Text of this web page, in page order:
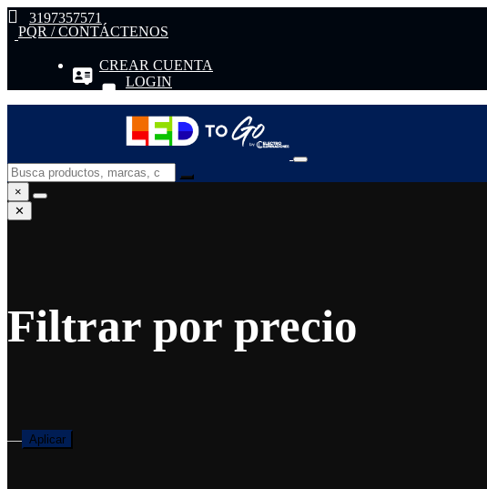
3197357571
PQR / CONTÁCTENOS
CREAR CUENTA
LOGIN
×
✕
Filtrar por precio
— Aplicar